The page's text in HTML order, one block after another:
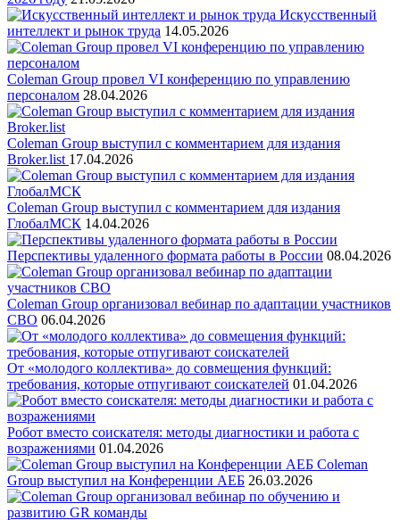
Искусственный
интеллект и рынок труда 14.05.2026
Coleman Group провел VI конференцию по управлению
персоналом 28.04.2026
Coleman Group выступил с комментарием для издания
Broker.list 17.04.2026
Coleman Group выступил с комментарием для издания
ГлобалМСК 14.04.2026
Перспективы удаленного формата работы в России 08.04.2026
Coleman Group организовал вебинар по адаптации участников
СВО 06.04.2026
От «молодого коллектива» до совмещения функций:
требования, которые отпугивают соискателей 01.04.2026
Робот вместо соискателя: методы диагностики и работа с
возражениями 01.04.2026
Coleman
Group выступил на Конференции АЕБ 26.03.2026